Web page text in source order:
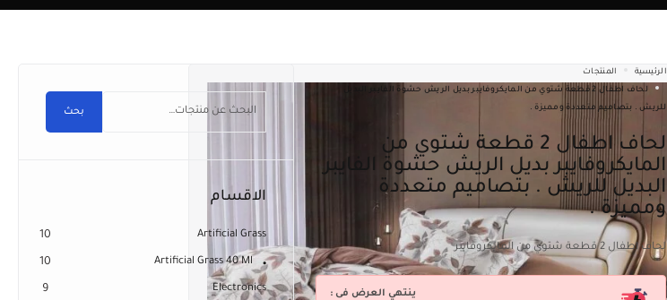
الرئيسية
المنتجات
لحاف اطفال 2 قطعة شتوي من المايكروفايبر بديل الريش حشوة الفايبر البديل
للريش . بتصاميم متعددة ومميزة .
لحاف اطفال 2 قطعة شتوي من
المايكروفايبر بديل الريش حشوة الفايبر
البديل للريش . بتصاميم متعددة
ومميزة .
لحاف اطفال 2 قطعة شتوي من المايكروفايبر
ينتهي العرض فى :
بحث
الاقسام
Artificial Grass
10
Artificial Grass 40 Ml
10
Electronics
9